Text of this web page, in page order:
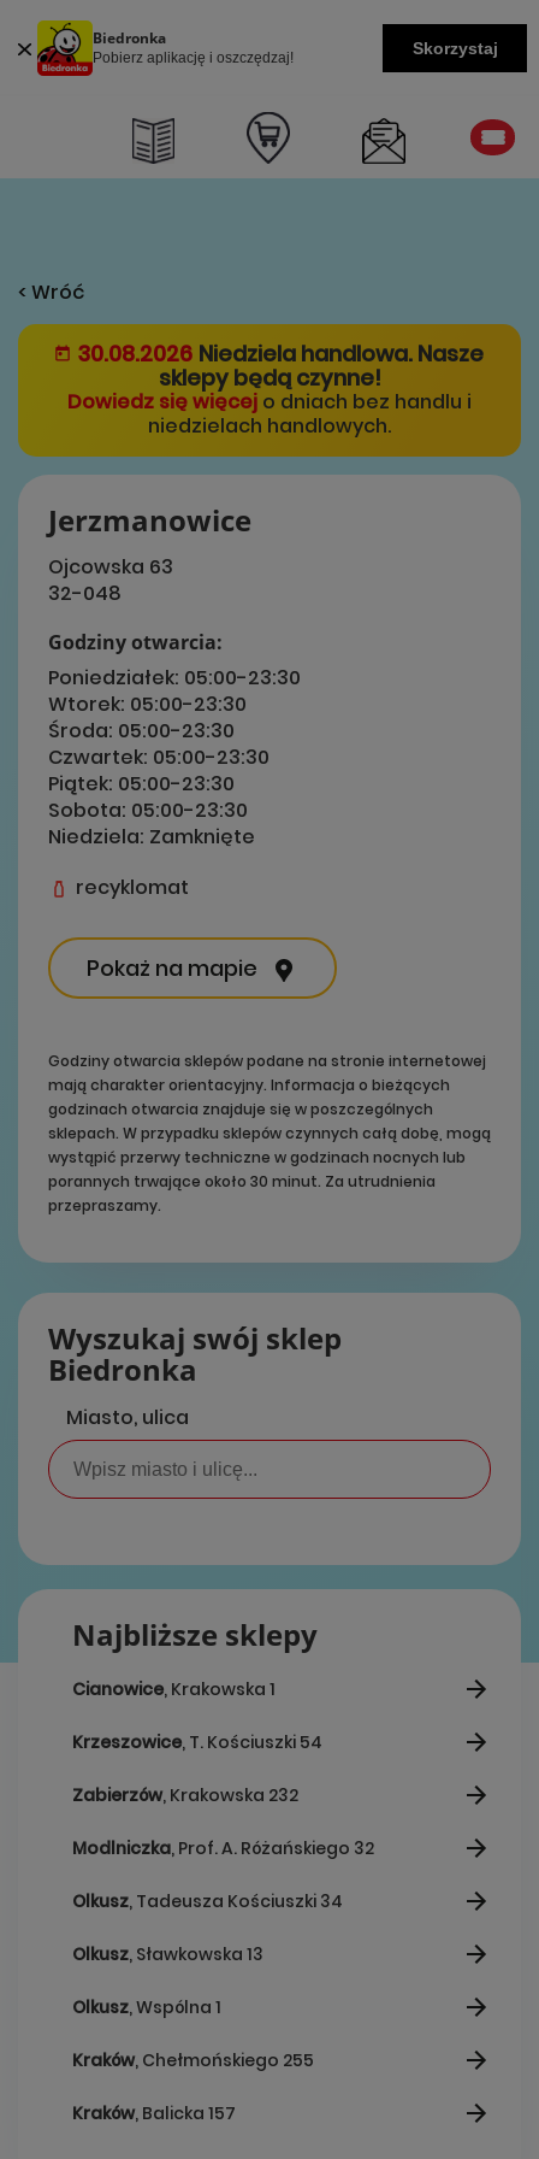
Biedronka
Pobierz aplikację i oszczędzaj! Skorzystaj
< Wróć
30.08.2026 Niedziela handlowa. Nasze
sklepy będą czynne!
Dowiedz się więcej o dniach bez handlu i
niedzielach handlowych.
Jerzmanowice
Ojcowska 63
32-048
Godziny otwarcia:
Poniedziałek: 05:00-23:30
Wtorek: 05:00-23:30
Środa: 05:00-23:30
Czwartek: 05:00-23:30
Piątek: 05:00-23:30
Sobota: 05:00-23:30
Niedziela: Zamknięte
recyklomat
Pokaż na mapie
Godziny otwarcia sklepów podane na stronie internetowej
mają charakter orientacyjny. Informacja o bieżących
godzinach otwarcia znajduje się w poszczególnych
sklepach. W przypadku sklepów czynnych całą dobę, mogą
wystąpić przerwy techniczne w godzinach nocnych lub
porannych trwające około 30 minut. Za utrudnienia
przepraszamy.
Wyszukaj swój sklep
Biedronka
Miasto, ulica
Najbliższe sklepy
Cianowice, Krakowska 1
Krzeszowice, T. Kościuszki 54
Zabierzów, Krakowska 232
Modlniczka, Prof. A. Różańskiego 32
Olkusz, Tadeusza Kościuszki 34
Olkusz, Sławkowska 13
Olkusz, Wspólna 1
Kraków, Chełmońskiego 255
Kraków, Balicka 157